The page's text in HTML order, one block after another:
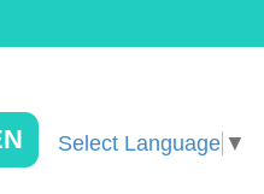
Select Language ▼